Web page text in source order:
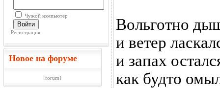
Чужой компьютер
Войти
Регистрация
Новое на форуме
{forum}
Вольготно
и ветер
и запах
как будто